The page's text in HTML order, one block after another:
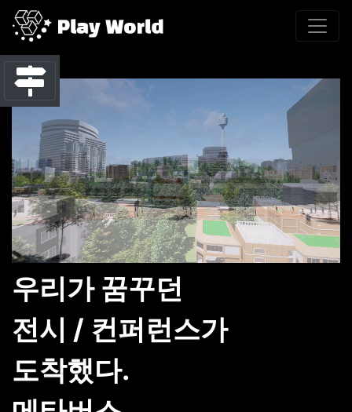
우리가 꿈꾸던
전시 / 컨퍼런스가
도착했다.